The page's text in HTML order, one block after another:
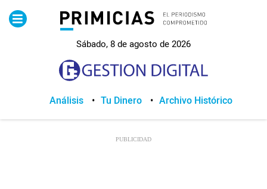
Sábado, 8 de agosto de 2026
Lo Último
Política
Análisis Tu Dinero Archivo Histórico